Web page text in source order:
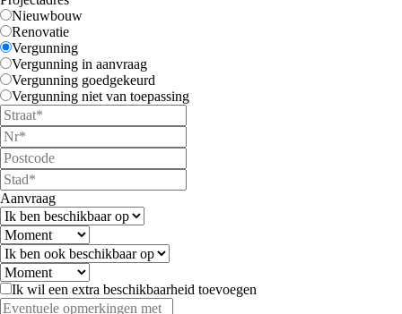
Nieuwbouw
Renovatie
Vergunning
Vergunning in aanvraag
Vergunning goedgekeurd
Vergunning niet van toepassing
Aanvraag
Ik wil een extra beschikbaarheid toevoegen